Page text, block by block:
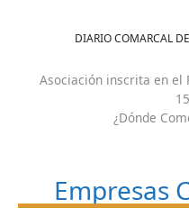
DIARIO COMARCAL
Asociación inscrita en el
¿Dónde
Empresas